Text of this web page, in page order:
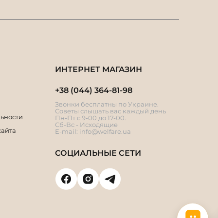
ИНТЕРНЕТ МАГАЗИН
+38 (044) 364-81-98
Звонки бесплатны по Украине.
Советы слышать вас каждый день
Пн-Пт с 9-00 до 17-00.
Сб-Вс - Исходящие
E-mail: info@welfare.ua
СОЦИАЛЬНЫЕ СЕТИ